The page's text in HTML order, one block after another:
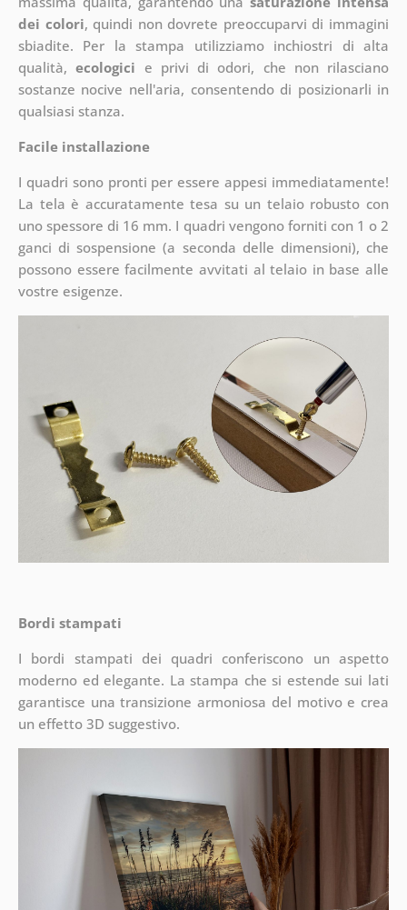
dei colori, quindi non dovrete preoccuparvi di immagini
sbiadite. Per la stampa utilizziamo inchiostri di alta
qualità,ecologici e privi di odori, che non rilasciano
sostanze nocive nell'aria, consentendo di posizionarli in
qualsiasi stanza.
Facile installazione
I quadri sono pronti per essere appesi immediatamente!
La tela è accuratamente tesa su un telaio robusto con
uno spessore di 16 mm. I quadri vengono forniti con 1 o 2
ganci di sospensione (a seconda delle dimensioni), che
possono essere facilmente avvitati al telaio in base alle
vostre esigenze.
Bordi stampati
I bordi stampati dei quadri conferiscono un aspetto
moderno ed elegante. La stampa che si estende sui lati
garantisce una transizione armoniosa del motivo e crea
un effetto 3D suggestivo.